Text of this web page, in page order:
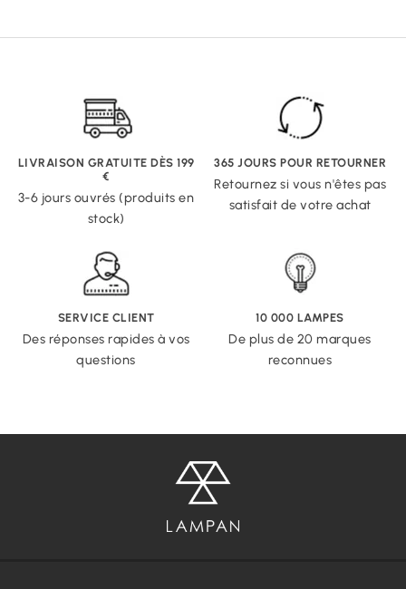
LIVRAISON GRATUITE DÈS 199
€
3-6 jours ouvrés (produits en
stock)
365 JOURS POUR RETOURNER
Retournez si vous n'êtes pas
satisfait de votre achat
SERVICE CLIENT
Des réponses rapides à vos
questions
10 000 LAMPES
De plus de 20 marques
reconnues